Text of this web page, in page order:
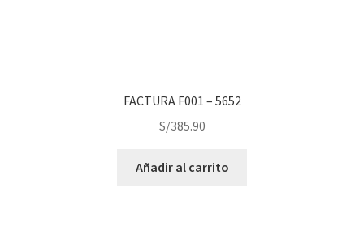
FACTURA F001 – 5652
S/385.90
Añadir al carrito